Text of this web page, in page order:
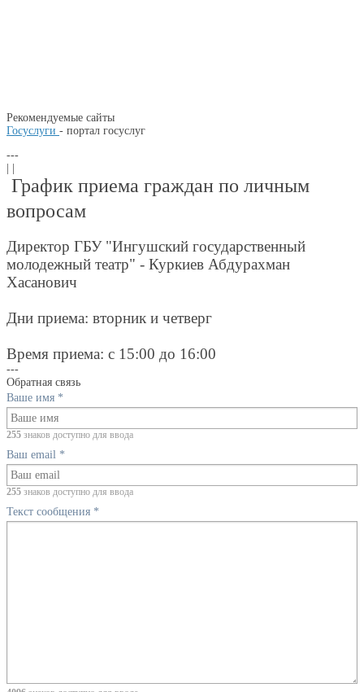
Рекомендуемые сайты
Госуслуги - портал госуслуг
---
График приема граждан по личным
вопросам
Директор ГБУ "Ингушский государственный
молодежный театр" - Куркиев Абдурахман
Хасанович
Дни приема: вторник и четверг
Время приема: с 15:00 до 16:00
---
Обратная связь
Ваше имя *
255 знаков доступно для ввода
Ваш email *
255 знаков доступно для ввода
Текст сообщения *